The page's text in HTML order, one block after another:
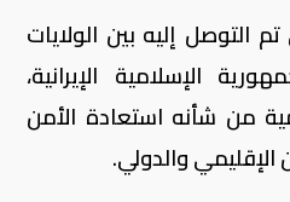
التوصل إليه بين الولايات
الإسلامية الإيرانية،
من شأنه استعادة الأمن
الإقليمي والدولي.